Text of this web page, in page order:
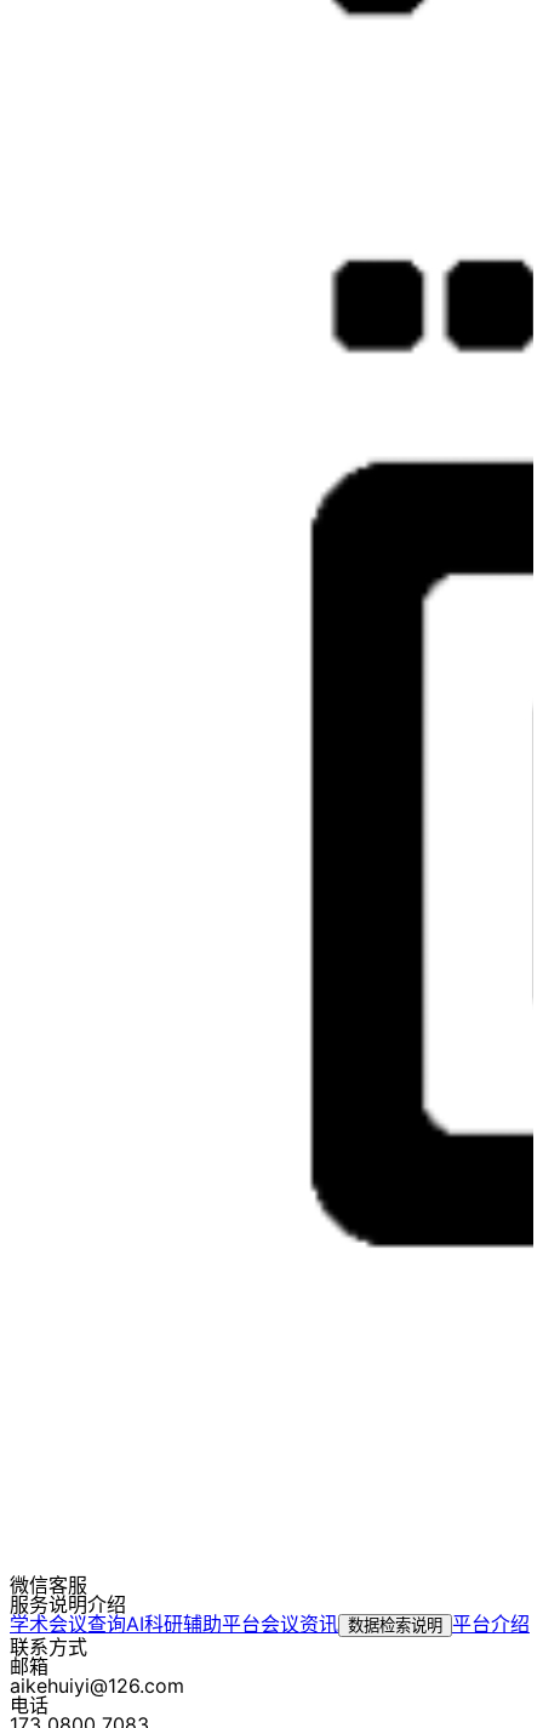
微信客服
服务说明介绍
学术会议查询AI科研辅助平台会议资讯 数据检索说明 平台介绍
联系方式
邮箱
aikehuiyi@126.com
电话